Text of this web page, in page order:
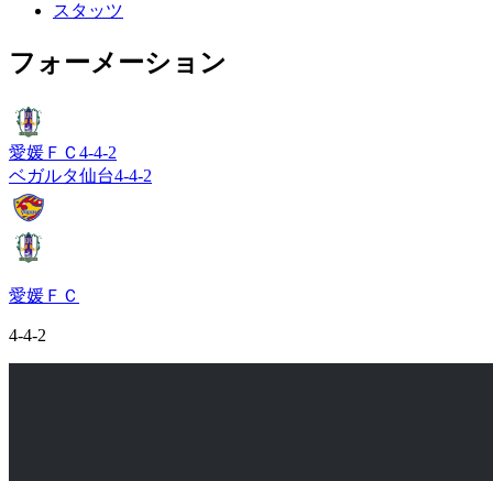
スタッツ
フォーメーション
愛媛ＦＣ 4-4-2
ベガルタ仙台4-4-2
愛媛ＦＣ
4-4-2